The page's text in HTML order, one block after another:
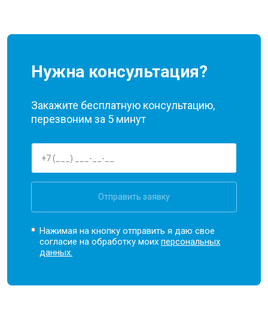
Нужна консультация?
Закажите бесплатную консультацию,
перезвоним за 5 минут
Отправить заявку
Нажимая на кнопку отправить я даю свое
согласие на обработку моихперсональных
данных.